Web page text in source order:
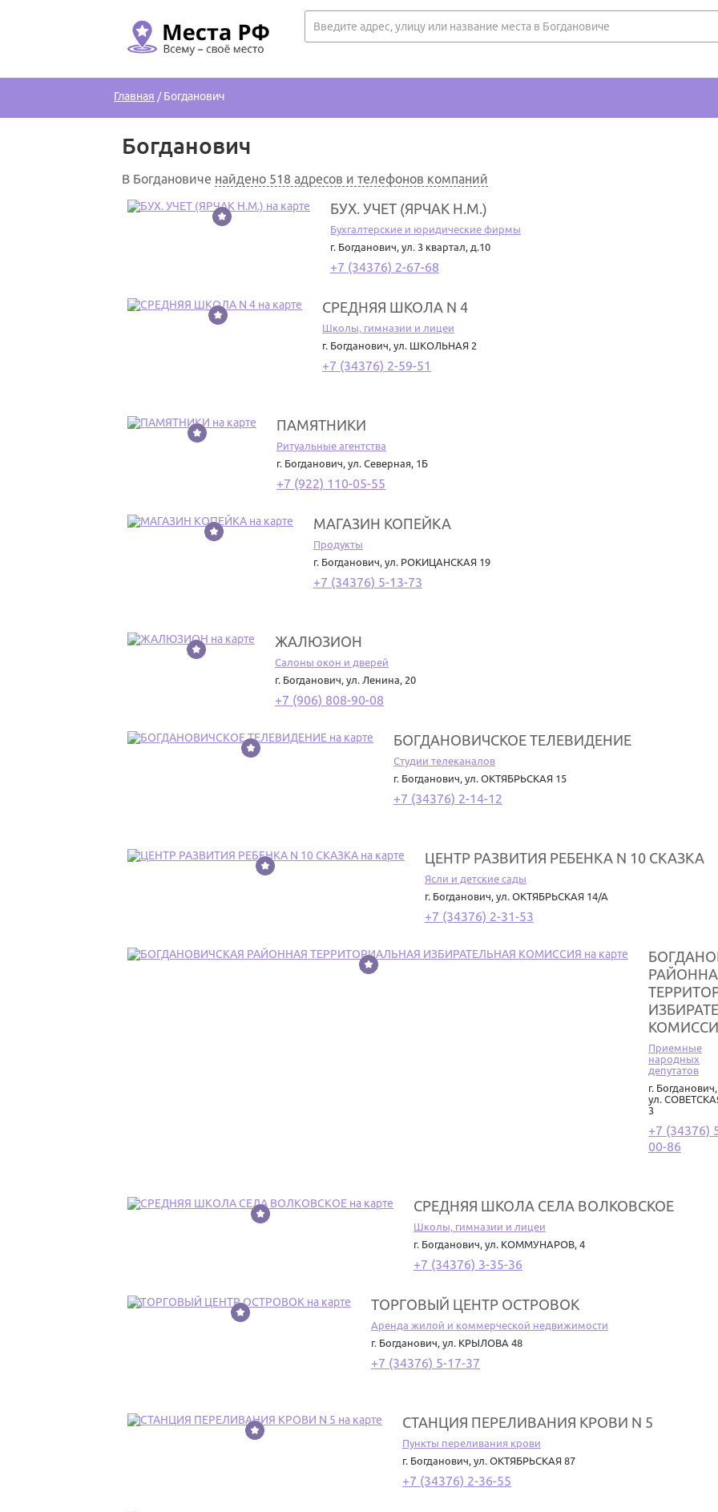
Главная /Богданович
Богданович
В Богдановиче найдено 518 адресов и телефонов компаний
1 БУХ. УЧЕТ (ЯРЧАК Н.М.)
Бухгалтерские и юридические фирмы
г. Богданович, ул. 3 квартал, д.10
+7 (34376) 2-67-68
2 СРЕДНЯЯ ШКОЛА N 4
Школы, гимназии и лицеи
г. Богданович, ул. ШКОЛЬНАЯ 2
+7 (34376) 2-59-51
3 ПАМЯТНИКИ
Ритуальные агентства
г. Богданович, ул. Северная, 1Б
+7 (922) 110-05-55
4 МАГАЗИН КОПЕЙКА
Продукты
г. Богданович, ул. РОКИЦАНСКАЯ 19
+7 (34376) 5-13-73
5 ЖАЛЮЗИОН
Салоны окон и дверей
г. Богданович, ул. Ленина, 20
+7 (906) 808-90-08
6 БОГДАНОВИЧСКОЕ ТЕЛЕВИДЕНИЕ
Студии телеканалов
г. Богданович, ул. ОКТЯБРЬСКАЯ 15
+7 (34376) 2-14-12
7 ЦЕНТР РАЗВИТИЯ РЕБЕНКА N 10 СКАЗКА
Ясли и детские сады
г. Богданович, ул. ОКТЯБРЬСКАЯ 14/А
+7 (34376) 2-31-53
8
Приемные
народных
депутатов
г. Богданович,
ул.
3
+7 (34376)
00-86
9 СРЕДНЯЯ ШКОЛА СЕЛА ВОЛКОВСКОЕ
Школы, гимназии и лицеи
г. Богданович, ул. КОММУНАРОВ, 4
+7 (34376) 3-35-36
10 ТОРГОВЫЙ ЦЕНТР ОСТРОВОК
Аренда жилой и коммерческой недвижимости
г. Богданович, ул. КРЫЛОВА 48
+7 (34376) 5-17-37
11 СТАНЦИЯ ПЕРЕЛИВАНИЯ КРОВИ N 5
Пункты переливания крови
г. Богданович, ул. ОКТЯБРЬСКАЯ 87
+7 (34376) 2-36-55